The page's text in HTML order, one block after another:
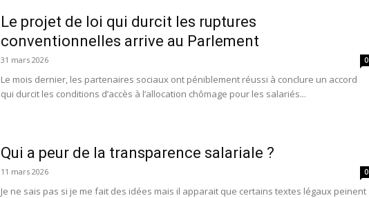
Le projet de loi qui durcit les ruptures
conventionnelles arrive au Parlement
31 mars 2026 0
Le mois dernier, les partenaires sociaux ont péniblement réussi à conclure un accord
qui durcit les conditions d’accès à l’allocation chômage pour les salariés...
Qui a peur de la transparence salariale ?
11 mars 2026 0
Je ne sais pas si je me fait des idées mais il apparait que certains textes légaux peinent